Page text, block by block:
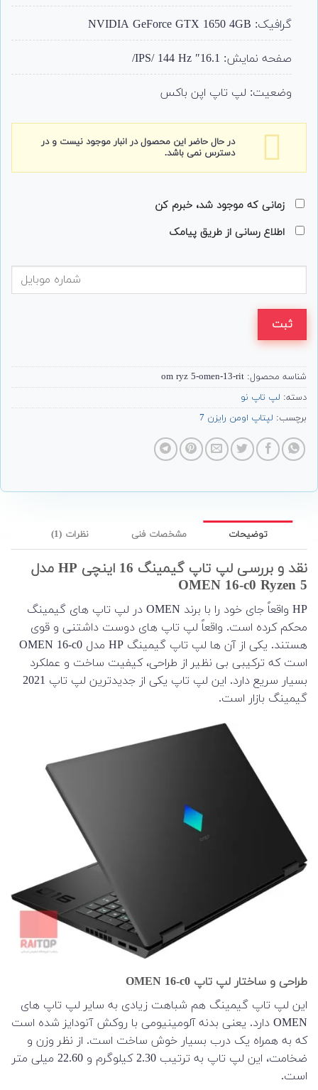
گرافیک: NVIDIA GeForce GTX 1650 4GB
صفحه نمایش: 16.1″ IPS/ 144 Hz/
وضعیت: لپ تاپ اپن باکس
در حال حاضر این محصول در انبار موجود نیست و در
دسترس نمی باشد.
زمانی که موجود شد، خبرم کن
اطلاع رسانی از طریق پیامک
ثبت
شناسه محصول: om ryz 5-omen-13-rit
دسته: لپ تاپ نو
برچسب: لپتاپ اومن رایزن 7
توضیحات مشخصات فنی نظرات (1)
نقد و بررسی لپ تاپ گیمینگ 16 اینچی HP مدل
OMEN 16-c0 Ryzen 5
HP واقعاً جای خود را با برند OMEN در لپ تاپ های گیمینگ
محکم کرده است. واقعاً لپ تاپ های دوست داشتنی و قوی
هستند. یکی از آن ها لپ تاپ گیمینگ HP مدل OMEN 16-c0
است که ترکیبی بی نظیر از طراحی، کیفیت ساخت و عملکرد
بسیار سریع دارد. این لپ تاپ یکی از جدیدترین لپ تاپ 2021
گیمینگ بازار است.
طراحی و ساختار لپ تاپ OMEN 16-c0
این لپ تاپ گیمینگ هم شباهت زیادی به سایر لپ تاپ های
OMEN دارد. یعنی بدنه آلومینیومی با روکش آنودایز شده است
که به همراه یک درب بسیار خوش ساخت است. از نظر وزن و
ضخامت، این لپ تاپ به ترتیب 2.30 کیلوگرم و 22.60 میلی متر
است.